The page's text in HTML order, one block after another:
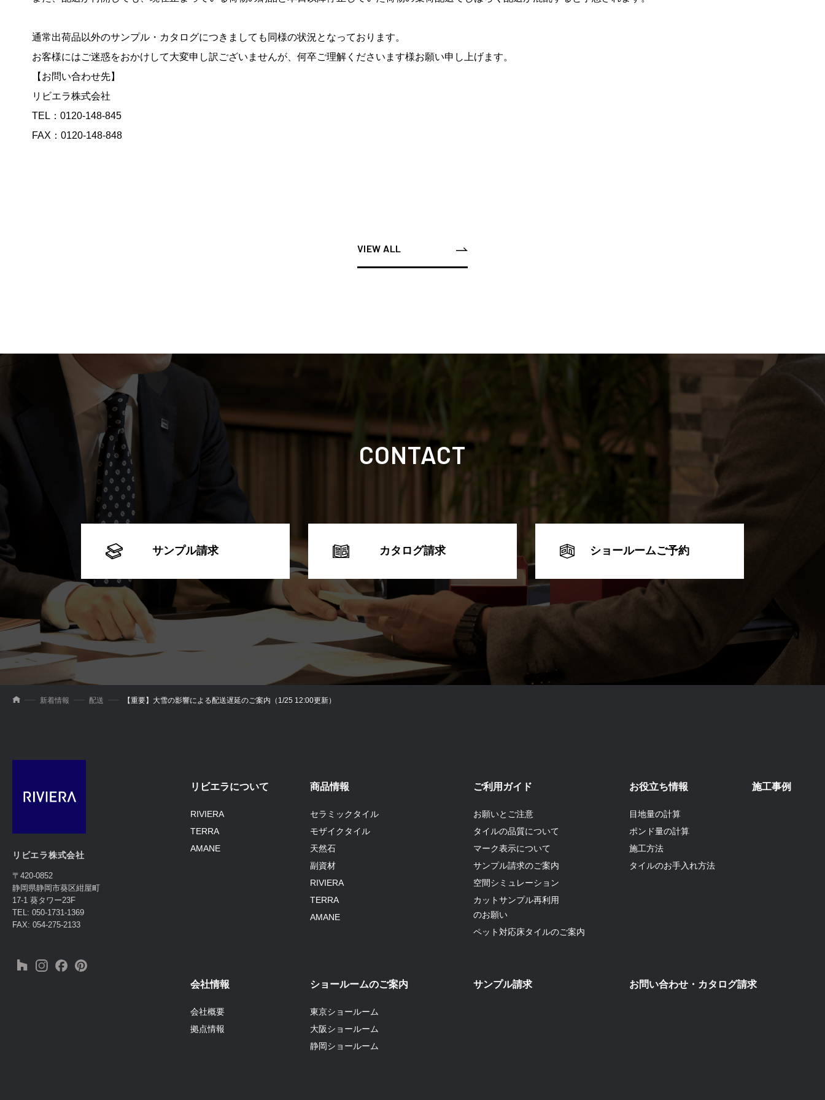
通常出荷品以外のサンプル・カタログにつきましても同様の状況となっております。
お客様にはご迷惑をおかけして大変申し訳ございませんが、何卒ご理解くださいます様お願い申し上げます。
【お問い合わせ先】
リビエラ株式会社
TEL：0120-148-845
FAX：0120-148-848
VIEW ALL
CONTACT
サンプル請求 カタログ請求 ショールームご予約
新着情報 配送 【重要】大雪の影響による配送遅延のご案内（1/25 12:00更新）
リビエラ株式会社
〒420-0852
静岡県静岡市葵区紺屋町
17-1 葵タワー23F
TEL: 050-1731-1369
FAX: 054-275-2133
リビエラについて
RIVIERA
TERRA
AMANE
商品情報
セラミックタイル
モザイクタイル
天然石
副資材
RIVIERA
TERRA
AMANE
ご利用ガイド
お願いとご注意
タイルの品質について
マーク表示について
サンプル請求のご案内
空間シミュレーション
カットサンプル再利用
のお願い
ペット対応床タイルのご案内
お役立ち情報
目地量の計算
ポンド量の計算
施工方法
タイルのお手入れ方法
施工事例
会社情報
会社概要
拠点情報
ショールームのご案内
東京ショールーム
大阪ショールーム
静岡ショールーム
サンプル請求 お問い合わせ・カタログ請求